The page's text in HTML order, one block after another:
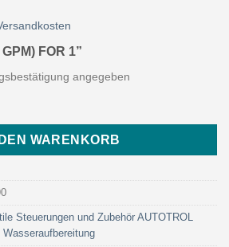
FOR 1”
angegeben
FOR 1” (Art. V3190-090 - Eurotrol)
DEN WARENKORB
Steuerungen und Zubehör AUTOTROL
Wasseraufbereitung